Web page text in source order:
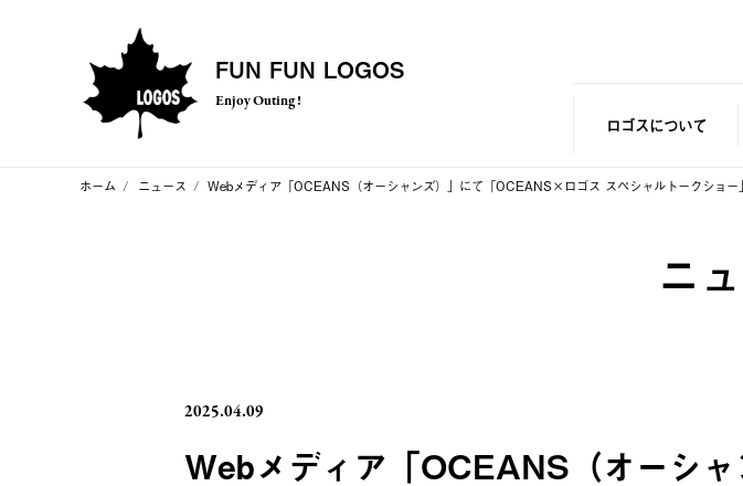
FUN FUN LOGOS
Enjoy Outing !
ロゴスについて
ホーム ニュース Webメディア「OCEANS（オーシャンズ）」にて「OCEANS×ロゴス スペシャルトークショー
ニ
2025.04.09
Webメディア「OCEANS（オーシ